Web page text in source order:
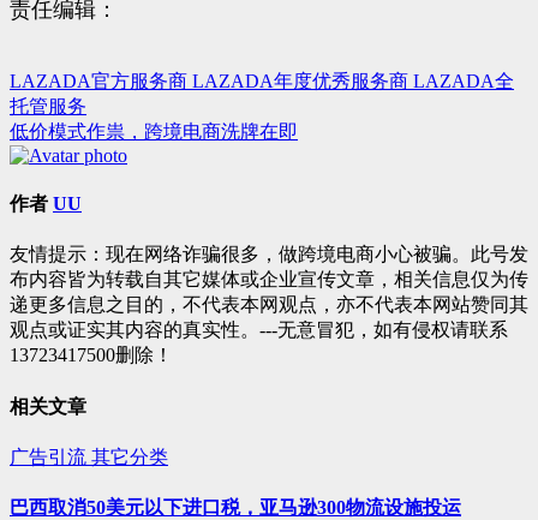
责任编辑：
文
章
导
航
LAZADA官方服务商 LAZADA年度优秀服务商 LAZADA全
托管服务
低价模式作祟，跨境电商洗牌在即
作者 UU
友情提示：现在网络诈骗很多，做跨境电商小心被骗。此号发
布内容皆为转载自其它媒体或企业宣传文章，相关信息仅为传
递更多信息之目的，不代表本网观点，亦不代表本网站赞同其
观点或证实其内容的真实性。---无意冒犯，如有侵权请联系
13723417500删除！
相关文章
广告引流 其它分类
巴西取消50美元以下进口税，亚马逊300物流设施投运